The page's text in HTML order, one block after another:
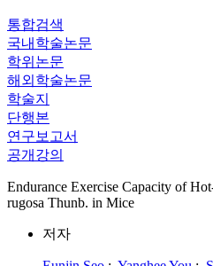
통합검색
국내학술논문
학위논문
해외학술논문
학술지
단행본
연구보고서
공개강의
Endurance Exercise Capacity of
rugosa Thunb. in Mice
저자